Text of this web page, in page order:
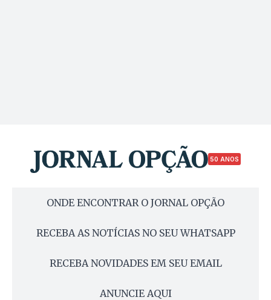
50 ANOS
ONDE ENCONTRAR O JORNAL OPÇÃO
RECEBA AS NOTÍCIAS NO SEU WHATSAPP
RECEBA NOVIDADES EM SEU EMAIL
ANUNCIE AQUI